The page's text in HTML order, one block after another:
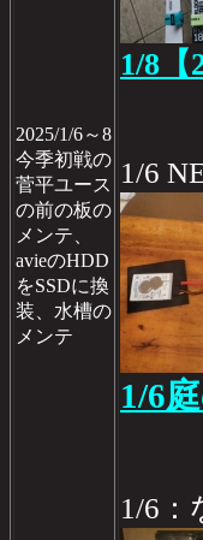
2025/1/6～8
今季初戦の
菅平ユース
の前の板の
メンテ、
avieのHDD
をSSDに換
装、水槽の
メンテ
1/8
1/6
1/6
1/6：